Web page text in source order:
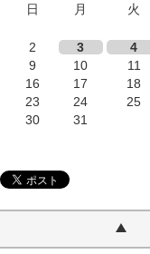
日
月 火
2
3 4
9
10 11
16
17 18
23
24 25
30
31